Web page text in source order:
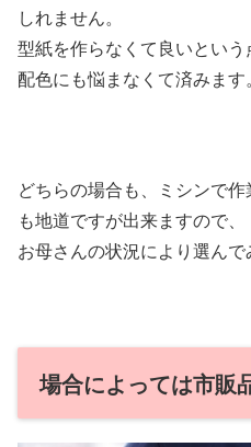
しれません。
型紙を作らなくて良いとい
配色にも悩まなくて済みます。
どちらの場合も、ミシンで
も地道ですが出来ますので、
お母さんの状況により選んで
場合によっては市販